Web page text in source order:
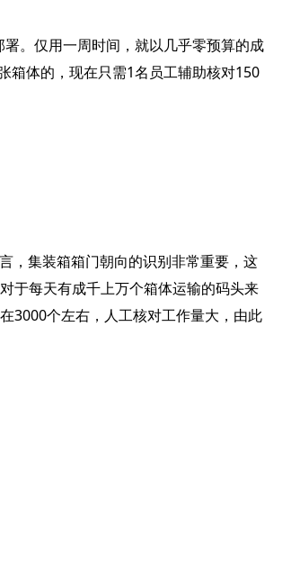
。仅用一周时间，就以几乎零预算的成
箱体的，现在只需1名员工辅助核对150
，集装箱箱门朝向的识别非常重要，这
于每天有成千上万个箱体运输的码头来
3000个左右，人工核对工作量大，由此